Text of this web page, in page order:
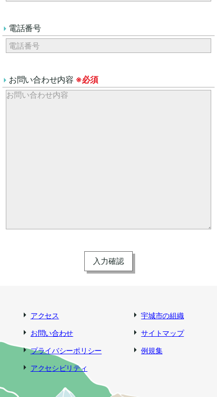
電話番号
お問い合わせ内容 ※必須
アクセス
宇城市の組織
お問い合わせ
サイトマップ
プライバシーポリシー
例規集
アクセシビリティ